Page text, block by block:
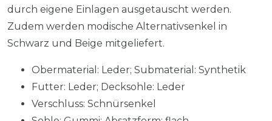
durch eigene Einlagen ausgetauscht werden.
Zudem werden modische Alternativsenkel in
Schwarz und Beige mitgeliefert.
Obermaterial: Leder; Submaterial: Synthetik
Futter: Leder; Decksohle: Leder
Verschluss: Schnürsenkel